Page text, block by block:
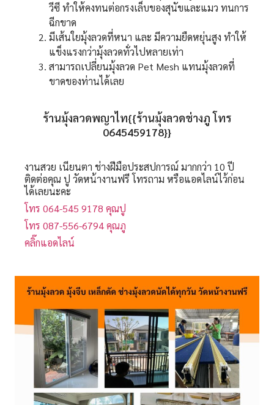
วีซี ทำให้คงทนต่อกรงเล็บของสุนัขและแมว ทนการ
ฉีกขาด
มีเส้นใยมุ้งลวดที่หนา และ มีความยืดหยุ่นสูง ทำให้
แข็งแรงกว่ามุ้งลวดทั่วไปหลายเท่า
สามารถเปลี่ยนมุ้งลวด Pet Mesh แทนมุ้งลวดที่
ขาดของท่านได้เลย
ร้านมุ้งลวดพญาไท{{ร้านมุ้งลวดช่างภู โทร
0645459178}}
งานสวย เนียนตา ช่างฝีมือประสปการณ์ มากกว่า 10 ปี
ติดต่อคุณ ปู วัดหน้างานฟรี โทรถาม หรือแอดไลน์ไว้ก่อน
ได้เลยนะคะ
โทร 064-545 9178 คุณปู
โทร 087-556-6794 คุณภู
คลิ๊กแอดไลน์